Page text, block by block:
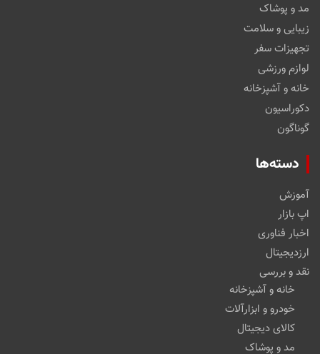
مد و پوشاک
زیبایی و سلامت
تجهیزات سفر
لوازم ورزشی
خانه و آشپزخانه
دکوراسیون
گوناگون
دسته‌ها
آموزش
اپ بازار
اخبار فناوری
ارزدیجیتال
نقد و بررسی
خانه و آشپزخانه
خودرو و ابزارآلات
کالای دیجیتال
مد و پوشاک